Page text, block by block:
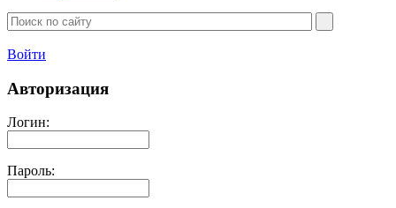
Войти
Авторизация
Логин:
Пароль: